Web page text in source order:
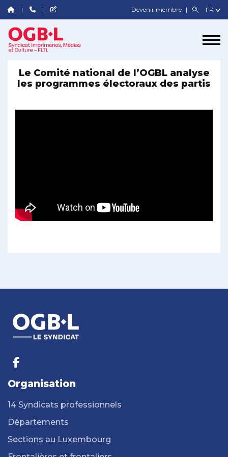
Devenir membre
Le Comité national de l’OGBL analyse
les programmes électoraux des partis
Organisation
14 Syndicats professionnels
Départements
Sections au Luxembourg